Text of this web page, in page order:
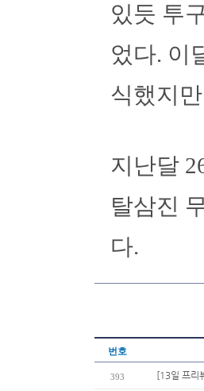
있듯 투
었다. 이
식했지
지난달
탈삼진
다.
번호
393 [13일 프리